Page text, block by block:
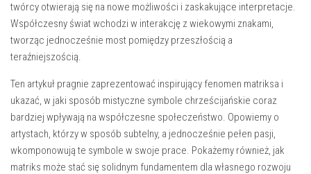
twórcy otwierają się na nowe‌ możliwości i zaskakujące interpretacje.
Współczesny ⁣świat wchodzi w interakcję z wiekowymi znakami,
tworząc jednocześnie ⁤most pomiędzy przeszłością a
teraźniejszością.
Ten⁣ artykuł pragnie zaprezentować inspirujący ‍fenomen matriksa i ​
ukazać, w jaki sposób mistyczne symbole chrześcijańskie⁣ coraz‍
bardziej wpływają na‍ współczesne społeczeństwo. ⁢Opowiemy​ o
artystach, ⁤którzy w sposób subtelny, a jednocześnie pełen ‍pasji,
wkomponowują te symbole w swoje prace. Pokażemy również, jak
matriks może⁣ stać się solidnym fundamentem dla własnego⁣ rozwoju